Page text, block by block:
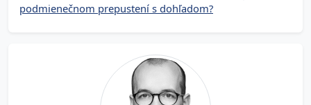
podmienečnom prepustení s dohľadom?